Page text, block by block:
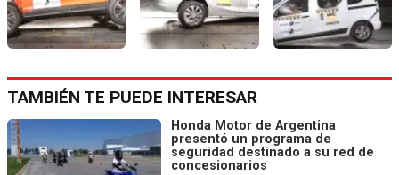
TAMBIÉN TE PUEDE INTERESAR
Honda Motor de Argentina
presentó un programa de
seguridad destinado a su red de
concesionarios